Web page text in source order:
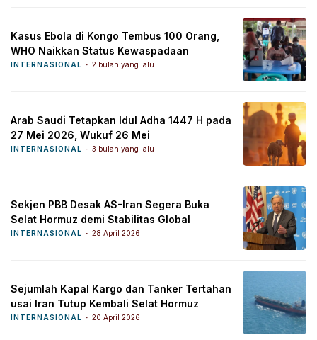
Kasus Ebola di Kongo Tembus 100 Orang,
WHO Naikkan Status Kewaspadaan
INTERNASIONAL 2 bulan yang lalu
Arab Saudi Tetapkan Idul Adha 1447 H pada
27 Mei 2026, Wukuf 26 Mei
INTERNASIONAL 3 bulan yang lalu
Sekjen PBB Desak AS-Iran Segera Buka
Selat Hormuz demi Stabilitas Global
INTERNASIONAL 28 April 2026
Sejumlah Kapal Kargo dan Tanker Tertahan
usai Iran Tutup Kembali Selat Hormuz
INTERNASIONAL 20 April 2026